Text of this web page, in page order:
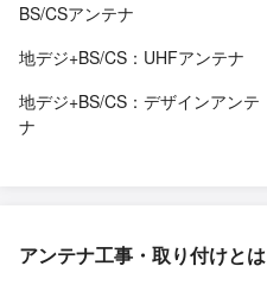
BS/CSアンテナ
地デジ+BS/CS：UHFアンテナ
地デジ+BS/CS：デザインアンテ
ナ
アンテナ工事・取り付けとは